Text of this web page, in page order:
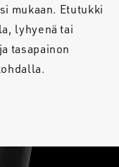
mukaan. Etutukki
lyhyenä tai
tasapainon